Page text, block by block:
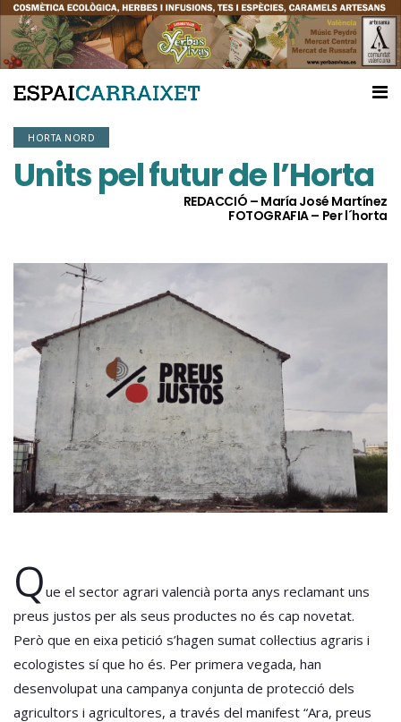
HORTA NORD
Units pel futur de l’Horta
REDACCIÓ – María José Martínez
FOTOGRAFIA – Per l´horta
Que el sector agrari valencià porta anys reclamant uns
preus justos per als seus productes no és cap novetat.
Però que en eixa petició s’hagen sumat col·lectius agraris i
ecologistes sí que ho és. Per primera vegada, han
desenvolupat una campanya conjunta de protecció dels
agricultors i agricultores, a través del manifest “Ara, preus